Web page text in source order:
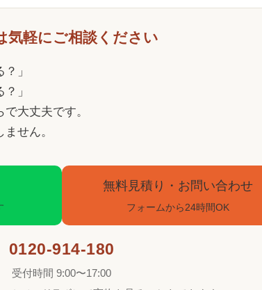
気軽にご相談ください
」
」
大丈夫です。
せん。
無料見積り・お問い合わせ
フォームから24時間OK
0120-914-180
受付時間 9:00〜17:00